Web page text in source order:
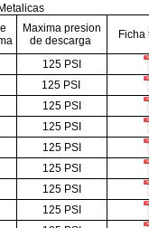
Maxima presion
de descarga
Ficha
125 PSI
125 PSI
125 PSI
125 PSI
125 PSI
125 PSI
125 PSI
125 PSI